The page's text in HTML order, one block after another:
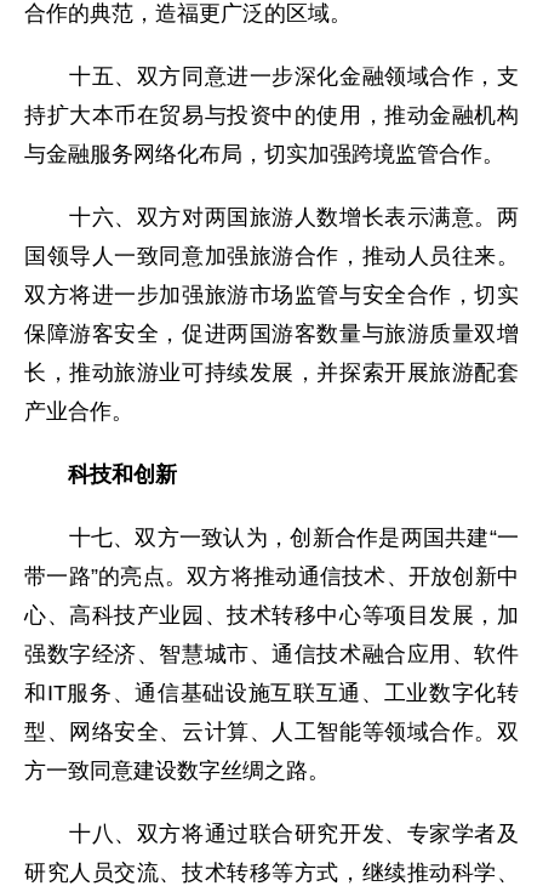
合作的典范，造福更广泛的区域。
十五、双方同意进一步深化金融领域合作，支
持扩大本币在贸易与投资中的使用，推动金融机构
与金融服务网络化布局，切实加强跨境监管合作。
十六、双方对两国旅游人数增长表示满意。两
国领导人一致同意加强旅游合作，推动人员往来。
双方将进一步加强旅游市场监管与安全合作，切实
保障游客安全，促进两国游客数量与旅游质量双增
长，推动旅游业可持续发展，并探索开展旅游配套
产业合作。
科技和创新
十七、双方一致认为，创新合作是两国共建“一
带一路”的亮点。双方将推动通信技术、开放创新中
心、高科技产业园、技术转移中心等项目发展，加
强数字经济、智慧城市、通信技术融合应用、软件
和IT服务、通信基础设施互联互通、工业数字化转
型、网络安全、云计算、人工智能等领域合作。双
方一致同意建设数字丝绸之路。
十八、双方将通过联合研究开发、专家学者及
研究人员交流、技术转移等方式，继续推动科学、